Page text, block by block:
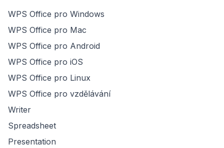
WPS Office pro Windows
WPS Office pro Mac
WPS Office pro Android
WPS Office pro iOS
WPS Office pro Linux
WPS Office pro vzdělávání
Writer
Spreadsheet
Presentation